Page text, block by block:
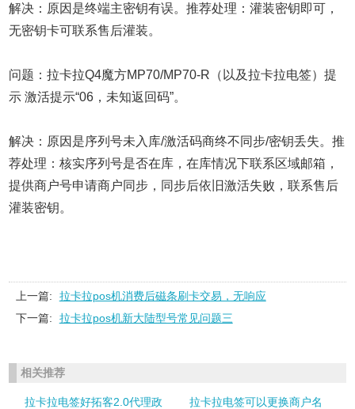
解决：原因是终端主密钥有误。推荐处理：灌装密钥即可，
无密钥卡可联系售后灌装。
问题：拉卡拉Q4魔方MP70/MP70-R（以及拉卡拉电签）提
示 激活提示“06，未知返回码”。
解决：原因是序列号未入库/激活码商终不同步/密钥丢失。推
荐处理：核实序列号是否在库，在库情况下联系区域邮箱，
提供商户号申请商户同步，同步后依旧激活失败，联系售后
灌装密钥。
上一篇:
拉卡拉pos机消费后磁条刷卡交易，无响应
下一篇:
拉卡拉pos机新大陆型号常见问题三
相关推荐
拉卡拉电签好拓客2.0代理政
拉卡拉电签可以更换商户名